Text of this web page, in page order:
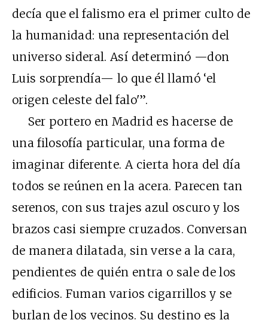
decía que el falismo era el primer culto de
la humanidad: una representación del
universo sideral. Así determinó —don
Luis sorprendía— lo que él llamó ‘el
origen celeste del falo'”.
Ser portero en Madrid es hacerse de
una filosofía particular, una forma de
imaginar diferente. A cierta hora del día
todos se reúnen en la acera. Parecen tan
serenos, con sus trajes azul oscuro y los
brazos casi siempre cruzados. Conversan
de manera dilatada, sin verse a la cara,
pendientes de quién entra o sale de los
edificios. Fuman varios cigarrillos y se
burlan de los vecinos. Su destino es la